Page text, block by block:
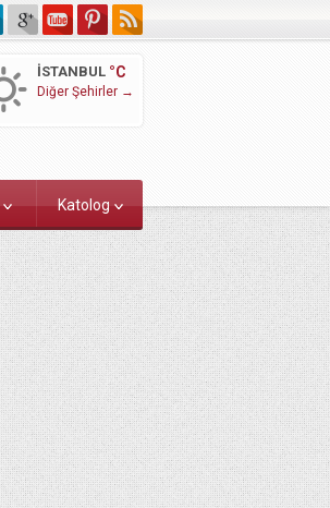
İSTANBUL °C
Diğer Şehirler →
Katolog